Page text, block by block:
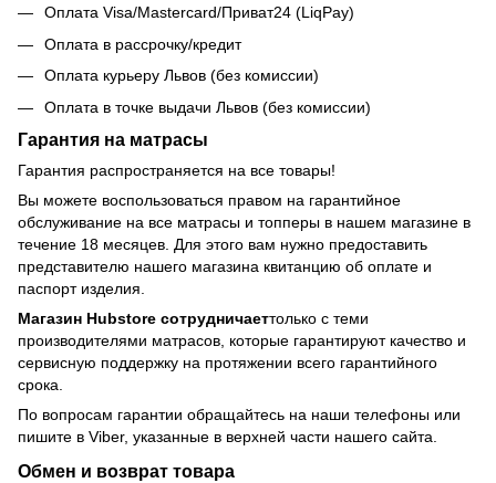
Оплата Visa/Mastercard/Приват24 (LiqPay)
Оплата в рассрочку/кредит
Оплата курьеру Львов (без комиссии)
Оплата в точке выдачи Львов (без комиссии)
Гарантия на матрасы
Гарантия распространяется на все товары!
Вы можете воспользоваться правом на гарантийное
обслуживание на все матрасы и топперы в нашем магазине в
течение 18 месяцев. Для этого вам нужно предоставить
представителю нашего магазина квитанцию об оплате и
паспорт изделия.
Магазин Hubstore сотрудничаеттолько с теми
производителями матрасов, которые гарантируют качество и
сервисную поддержку на протяжении всего гарантийного
срока.
По вопросам гарантии обращайтесь на наши телефоны или
пишите в Viber, указанные в верхней части нашего сайта.
Обмен и возврат товара